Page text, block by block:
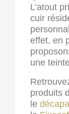
L’atout
cuir
effet, en
une
produits
le